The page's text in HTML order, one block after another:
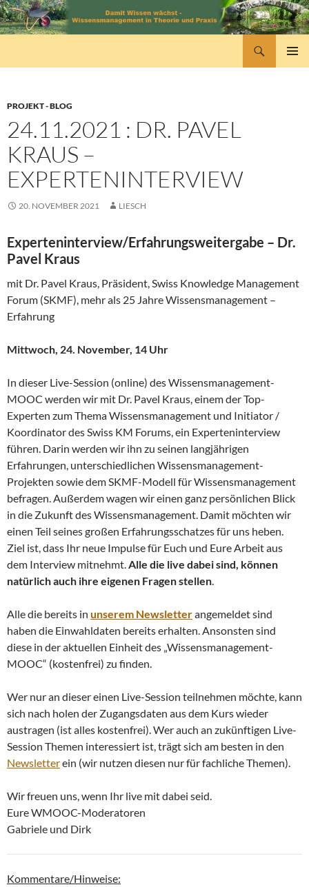
Zum
Inhalt
PROJEKT - BLOG
24.11.2021 : DR. PAVEL
KRAUS –
EXPERTENINTERVIEW
20. NOVEMBER 2021 LIESCH
Experteninterview/Erfahrungsweitergabe – Dr.
Pavel Kraus
mit Dr. Pavel Kraus, Präsident, Swiss Knowledge Management
Forum (SKMF), mehr als 25 Jahre Wissensmanagement –
Erfahrung
Mittwoch, 24. November, 14 Uhr
In dieser Live-Session (online) des Wissensmanagement-
MOOC werden wir mit Dr. Pavel Kraus, einem der Top-
Experten zum Thema Wissensmanagement und Initiator /
Koordinator des Swiss KM Forums, ein Experteninterview
führen. Darin werden wir ihn zu seinen langjährigen
Erfahrungen, unterschiedlichen Wissensmanagement-
Projekten sowie dem SKMF-Modell für Wissensmanagement
befragen. Außerdem wagen wir einen ganz persönlichen Blick
in die Zukunft des Wissensmanagement. Damit möchten wir
einen Teil seines großen Erfahrungsschatzes für uns heben.
Ziel ist, dass Ihr neue Impulse für Euch und Eure Arbeit aus
dem Interview mitnehmt. Alle die live dabei sind, können
natürlich auch ihre eigenen Fragen stellen
Alle die bereits in unserem Newsletterangemeldet sind
haben die Einwahldaten bereits erhalten. Ansonsten sind
diese in der aktuellen Einheit des „Wissensmanagement-
MOOC“ (kostenfrei) zu finden.
Wer nur an dieser einen Live-Session teilnehmen möchte, kann
sich nach holen der Zugangsdaten aus dem Kurs wieder
austragen (ist alles kostenfrei). Wer auch an zukünftigen Live-
Session Themen interessiert ist, trägt sich am besten in den
Newsletterein (wir nutzen diesen nur für fachliche Themen).
Wir freuen uns, wenn Ihr live mit dabei seid.
Eure WMOOC-Moderatoren
Gabriele und Dirk
Kommentare/Hinweise: